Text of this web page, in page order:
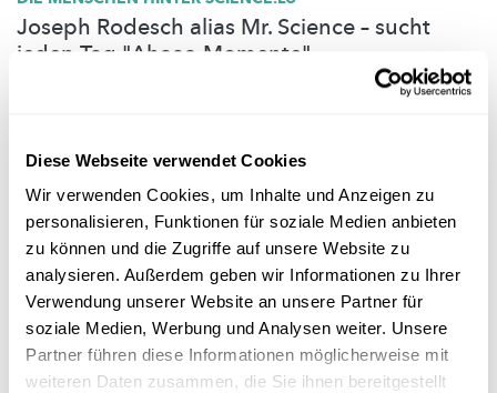
Diese Webseite verwendet Cookies
Wir verwenden Cookies, um Inhalte und Anzeigen zu
personalisieren, Funktionen für soziale Medien anbieten
zu können und die Zugriffe auf unsere Website zu
analysieren. Außerdem geben wir Informationen zu Ihrer
Verwendung unserer Website an unsere Partner für
soziale Medien, Werbung und Analysen weiter. Unsere
Partner führen diese Informationen möglicherweise mit
weiteren Daten zusammen, die Sie ihnen bereitgestellt
Joseph Rodesch alias Mr. Science – sucht
jeden Tag "Ahaaa-Momente"
Joseph ist Mr Science. Seit 2009 begeistert er für Wissenschaft
FNR